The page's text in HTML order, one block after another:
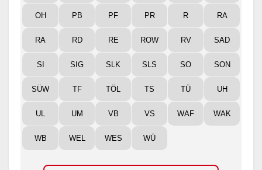
OH PB PF PR R RA
RA RD RE ROW RV SAD
SI SIG SLK SLS SO SON
SÜW TF TÖL TS TÜ UH
UL UM VB VS WAF WAK
WB WEL WES WÜ